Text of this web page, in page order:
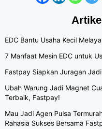
EDC Bantu Usaha Kecil
7 Manfaat Mesin EDC untuk
Fastpay Siapkan Juragan
Ubah Warung Jadi Magnet
Terbaik, Fastpay!
Mau Jadi Agen Pulsa
Rahasia Sukses Bersama